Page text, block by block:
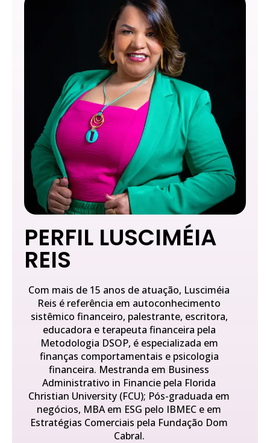
PERFIL LUSCIMÉIA
REIS
Com mais de 15 anos de atuação, Lusciméia
Reis é referência em autoconhecimento
sistêmico financeiro, palestrante, escritora,
educadora e terapeuta financeira pela
Metodologia DSOP, é especializada em
finanças comportamentais e psicologia
financeira. Mestranda em Business
Administrativo in Financie pela Florida
Christian University (FCU); Pós-graduada em
negócios, MBA em ESG pelo IBMEC e em
Estratégias Comerciais pela Fundação Dom
Cabral.